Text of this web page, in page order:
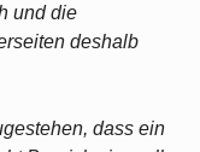
und die
deshalb
dass ein